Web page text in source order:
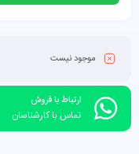
موجود نیست
ارتباط با فروش
تماس با کارشناسان